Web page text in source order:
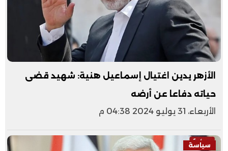
الأزهر يدين اغتيال إسماعيل هنية: شهيد قضى
حياته دفاعا عن أرضه
الأربعاء، 31 يوليو 2024 04:38 م
سياسة